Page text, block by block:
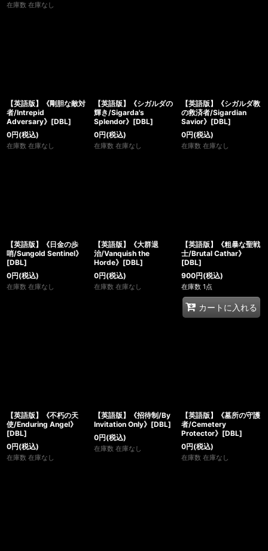
在庫数 在庫なし
【英語版】《剛胆な敵対
者/Intrepid
Adversary》[DBL]
0円(税込)
在庫数 在庫なし
【英語版】《シガルダの
輝き/Sigarda's
Splendor》[DBL]
0円(税込)
在庫数 在庫なし
【英語版】《シガルダ教
の救済者/Sigardian
Savior》[DBL]
0円(税込)
在庫数 在庫なし
【英語版】《日金の歩
哨/Sungold Sentinel》
[DBL]
0円(税込)
在庫数 在庫なし
【英語版】《大群退
治/Vanquish the
Horde》[DBL]
0円(税込)
在庫数 在庫なし
【英語版】《粗暴な聖戦
士/Brutal Cathar》
[DBL]
900円(税込)
在庫数 1点
カートに入れる
【英語版】《不朽の天
使/Enduring Angel》
[DBL]
0円(税込)
在庫数 在庫なし
【英語版】《招待制/By
Invitation Only》[DBL]
0円(税込)
在庫数 在庫なし
【英語版】《墓所の守護
者/Cemetery
Protector》[DBL]
0円(税込)
在庫数 在庫なし